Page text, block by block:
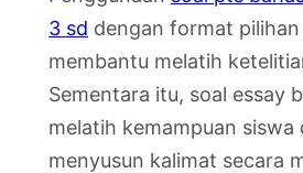
3 sd dengan format
membantu melatih
Sementara itu, soal essay
melatih kemampuan siswa
menyusun kalimat secara